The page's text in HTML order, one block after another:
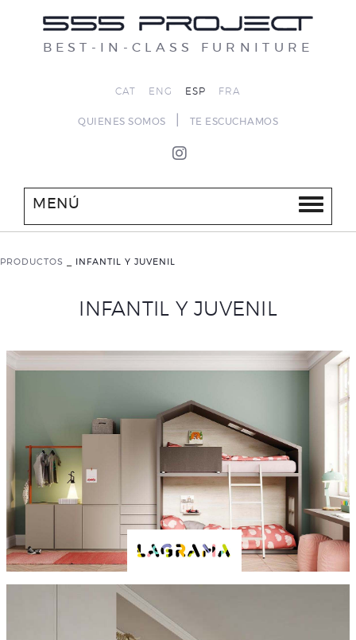
BEST-IN-CLASS FURNITURE
CAT ENG ESP FRA
QUIENES SOMOS TE ESCUCHAMOS
MENÚ
PRODUCTOS INFANTIL Y JUVENIL
INFANTIL Y JUVENIL